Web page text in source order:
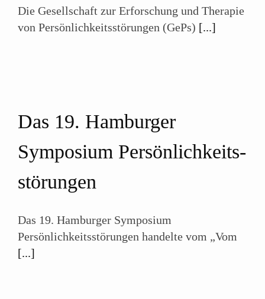
Die Gesellschaft zur Erforschung und Therapie
von Persönlichkeits­störungen (GePs) [...]
Das 19. Hamburger
Symposium Persönlichkeits­
störungen
Das 19. Hamburger Symposium
Persönlichkeitsstörungen handelte vom „Vom
[...]